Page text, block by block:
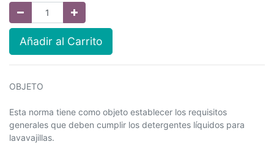
Añadir al Carrito
OBJETO
Esta norma tiene como objeto establecer los requisitos
generales que deben cumplir los detergentes líquidos para
lavavajillas.